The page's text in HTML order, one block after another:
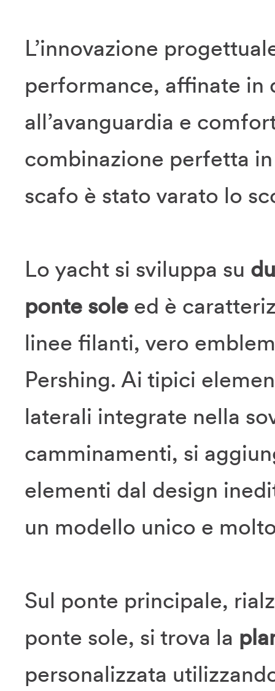
L’innovazione
performance, affinate in
all’avanguardia e
combinazione perfetta
scafo è stato varato lo
Lo yacht si sviluppa su
ponte sole ed è
linee filanti, vero
Pershing. Ai tipici
laterali integrate nella
camminamenti, si
elementi dal design
un modello unico e
Sul ponte principale,
ponte sole, si trova la
personalizzata